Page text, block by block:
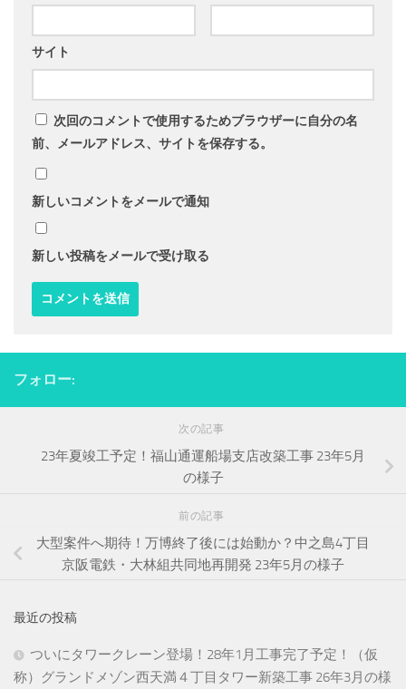
サイト
次回のコメントで使用するためブラウザーに自分の名
前、メールアドレス、サイトを保存する。
新しいコメントをメールで通知
新しい投稿をメールで受け取る
フォロー:
次の記事
23年夏竣工予定！福山通運船場支店改築工事 23年5月
の様子
前の記事
大型案件へ期待！万博終了後には始動か？中之島4丁目
京阪電鉄・大林組共同地再開発 23年5月の様子
最近の投稿
ついにタワークレーン登場！28年1月工事完了予定！（仮
称）グランドメゾン西天満４丁目タワー新築工事 26年3月の様